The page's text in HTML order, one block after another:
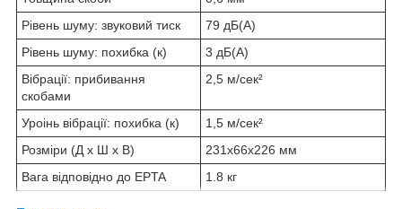
Рівень шуму: звуковий тиск
79 дБ(А)
Рівень шуму: похибка (к)
3 дБ(А)
Вібрації: прибивання
скобами
2,5 м/сек²
Уроінь вібрації: похибка (к)
1,5 м/сек²
Розміри (Д х Ш х В)
231х66х226 мм
Вага відповідно до EPTA
1.8 кг